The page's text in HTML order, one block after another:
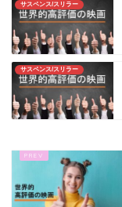
サスペンス/スリラー
サスペンス/スリラー